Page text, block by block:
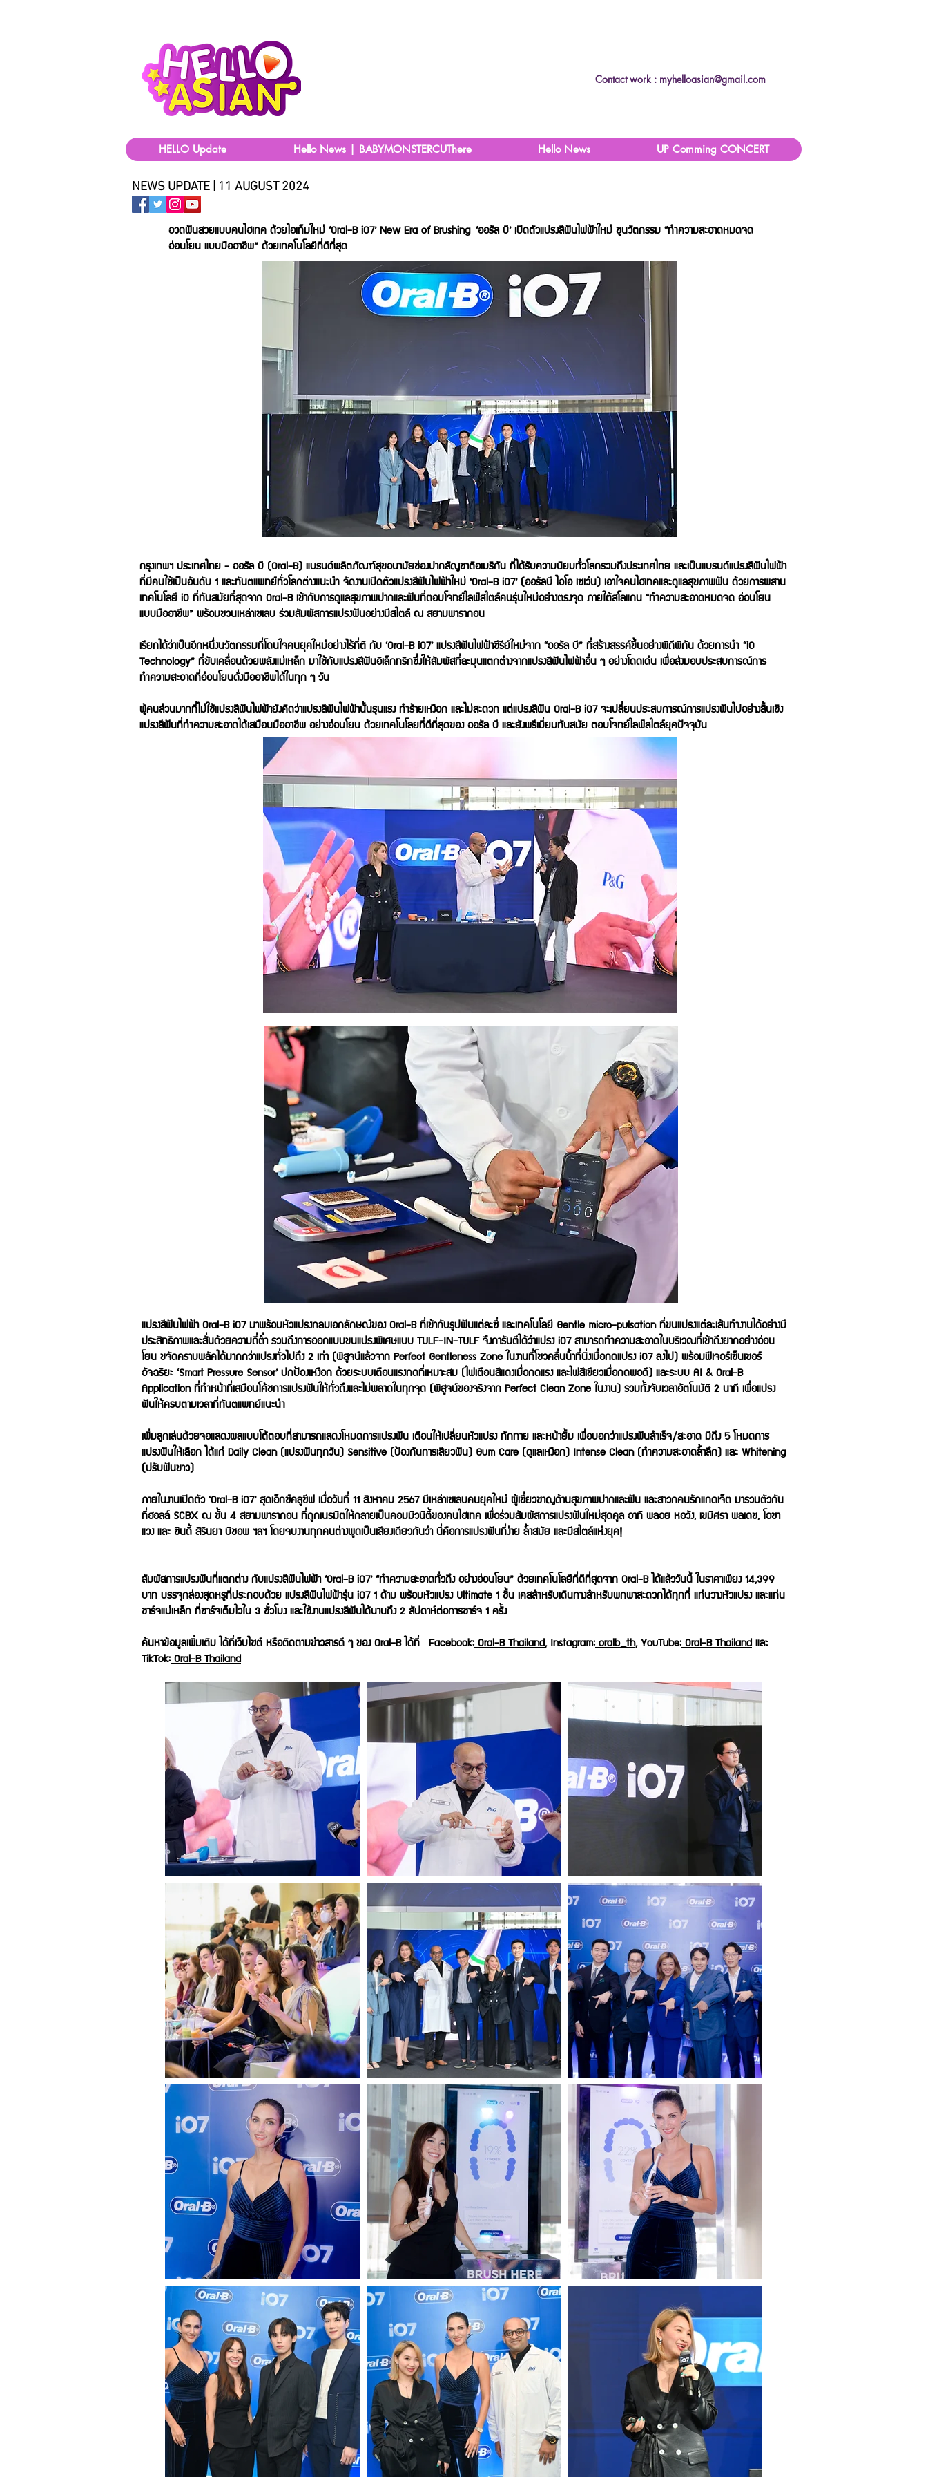
Contact work : myhelloasian@gmail.com
HELLO Update Hello News | BABYMONSTERCUThere Hello News UP Comming CONCERT
NEWS UPDATE | 11 AUGUST 2024
อวดฟันสวยแบบคนไฮเทค ด้วยไอเท็มใหม่ ‘Oral-B iO7’ New Era of Brushing ‘ออรัล บี’ เปิดตัวแปรงสีฟันไฟฟ้าใหม่ ชูนวัตกรรม “ทำความสะอาดหมดจด
อ่อนโยน แบบมืออาชีพ” ด้วยเทคโนโลยีที่ดีที่สุด
กรุงเทพฯ ประเทศไทย - ออรัล บี (Oral-B) แบรนด์ผลิตภัณฑ์สุขอนามัยช่องปากสัญชาติอเมริกัน ที่ได้รับความนิยมทั่วโลกรวมถึงประเทศไทย และเป็นแบรนด์แปรงสีฟันไฟฟ้า
ที่มีคนใช้เป็นอันดับ 1 และทันตแพทย์ทั่วโลกต่างแนะนำ จัดงานเปิดตัวแปรงสีฟันไฟฟ้าใหม่ ‘Oral-B iO7’ (ออรัลบี ไอโอ เซเว่น) เอาใจคนไฮเทคและดูแลสุขภาพฟัน ด้วยการผสาน
เทคโนโลยี iO ที่ทันสมัยที่สุดจาก Oral-B เข้ากับการดูแลสุขภาพปากและฟันที่ตอบโจทย์ไลฟ์สไตล์คนรุ่นใหม่อย่างตรงจุด ภายใต้สโลแกน “ทำความสะอาดหมดจด อ่อนโยน
แบบมืออาชีพ” พร้อมชวนเหล่าเซเลบ ร่วมสัมผัสการแปรงฟันอย่างมีสไตล์ ณ สยามพารากอน
เรียกได้ว่าเป็นอีกหนึ่งนวัตกรรมที่โดนใจคนยุคใหม่อย่างไร้ที่ติ กับ ‘Oral-B iO7’ แปรงสีฟันไฟฟ้าซีรีย์ใหม่จาก “ออรัล บี” ที่สร้างสรรค์ขึ้นอย่างพิถีพิถัน ด้วยการนำ “iO
Technology” ที่ขับเคลื่อนด้วยพลังแม่เหล็ก มาใช้กับแปรงสีฟันอิเล็กทริกซึ่งให้สัมผัสที่ละมุนแตกต่างจากแปรงสีฟันไฟฟ้าอื่น ๆ อย่างโดดเด่น เพื่อส่งมอบประสบการณ์การ
ทำความสะอาดที่อ่อนโยนดั่งมืออาชีพได้ในทุก ๆ วัน
ผู้คนส่วนมากที่ไม่ใช้แปรงสีฟันไฟฟ้ายังคิดว่าแปรงสีฟันไฟฟ้านั้นรุนแรง ทำร้ายเหงือก และไม่สะดวก แต่แปรงสีฟัน Oral-B iO7 จะเปลี่ยนประสบการณ์การแปรงฟันไปอย่างสิ้นเชิง
แปรงสีฟันที่ทำความสะอาดได้เสมือนมืออาชีพ อย่างอ่อนโยน ด้วยเทคโนโลยที่ดีที่สุดของ ออรัล บี และยังพรีเมี่ยมทันสมัย ตอบโจทย์ไลฟ์สไตล์ยุคปัจจุบัน
แปรงสีฟันไฟฟ้า Oral-B iO7 มาพร้อมหัวแปรงกลมเอกลักษณ์ของ Oral-B ที่เข้ากับรูปฟันแต่ละซี่ และเทคโนโลยี Gentle micro-pulsation ที่ขนแปรงแต่ละเส้นทำงานได้อย่างมี
ประสิทธิภาพและสั่นด้วยความถี่ต่ำ รวมถึงการออกแบบขนแปรงพิเศษแบบ TULF-IN-TULF จึงการันตีได้ว่าแปรง iO7 สามารถทำความสะอาดในบริเวณที่เข้าถึงยากอย่างอ่อน
โยน ขจัดคราบพลัคได้มากกว่าแปรงทั่วไปถึง 2 เท่า (พิสูจน์แล้วจาก Perfect Gentleness Zone ในงานที่โชวคลื่นน้ำที่นิ่งเมื่อกดแปรง iO7 ลงไป) พร้อมฟีเจอร์เซ็นเซอร์
อัจฉริยะ ‘Smart Pressure Sensor’ ปกป้องเหงือก ด้วยระบบเตือนแรงกดที่เหมาะสม (ไฟเตือนสีแดงเมื่อกดแรง และไฟสีเขียวเมื่อกดพอดี) และระบบ AI & Oral-B
Application ที่ทำหน้าที่เสมือนโค้ชการแปรงฟันให้ทั่วถึงและไม่พลาดในทุกจุด (พิสูจน์ของจริงจาก Perfect Clean Zone ในงาน) รวมทั้งจับเวลาอัตโนมัติ 2 นาที เพื่อแปรง
ฟันให้ครบตามเวลาที่ทันตแพทย์แนะนำ
เพิ่มลูกเล่นด้วยจอแสดงผลแบบโต้ตอบที่สามารถแสดงโหมดการแปรงฟัน เตือนให้เปลี่ยนหัวแปรง ทักทาย และหน้ายิ้ม เพื่อบอกว่าแปรงฟันสำเร็จ/สะอาด มีถึง 5 โหมดการ
แปรงฟันให้เลือก ได้แก่ Daily Clean (แปรงฟันทุกวัน) Sensitive (ป้องกันการเสียวฟัน) Gum Care (ดูแลเหงือก) Intense Clean (ทำความสะอาดล้ำลึก) และ Whitening
(ปรับฟันขาว)
ภายในงานเปิดตัว ‘Oral-B iO7’ สุดเอ็กซ์คลูซีฟ เมื่อวันที่ 11 สิงหาคม 2567 มีเหล่าเซเลบคนยุคใหม่ ผู้เชี่ยวชาญด้านสุขภาพปากและฟัน และสาวกคนรักแกดเจ็ต มารวมตัวกัน
ที่ฮอลล์ SCBX ณ ชั้น 4 สยามพารากอน ที่ถูกเนรมิตให้กลายเป็นคอมมิวนิตี้ของคนไฮเทค เพื่อร่วมสัมผัสการแปรงฟันใหม่สุดคูล อาทิ พลอย หอวัง, เขมิศรา พลเดช, โอซา
แวง และ ซินดี้ สิรินยา บิชอพ ฯลฯ โดยจบงานทุกคนต่างพูดเป็นเสียงเดียวกันว่า นี่คือการแปรงฟันที่ง่าย ล้ำสมัย และมีสไตล์แห่งยุค!
สัมผัสการแปรงฟันที่แตกต่าง กับแปรงสีฟันไฟฟ้า ‘Oral-B iO7’ “ทำความสะอาดทั่วถึง อย่างอ่อนโยน” ด้วยเทคโนโลยีที่ดีที่สุดจาก Oral-B ได้แล้ววันนี้ ในราคาเพียง 14,399
บาท บรรจุกล่องสุดหรูที่ประกอบด้วย แปรงสีฟันไฟฟ้ารุ่น iO7 1 ด้าม พร้อมหัวแปรง Ultimate 1 ชิ้น เคสสำหรับเดินทางสำหรับพกพาสะดวกได้ทุกที่ แท่นวางหัวแปรง และแท่น
ชาร์จแม่เหล็ก ที่ชาร์จเต็มไวใน 3 ชั่วโมง และใช้งานแปรงสีฟันได้นานถึง 2 สัปดาห์ต่อการชาร์จ 1 ครั้ง
ค้นหาข้อมูลเพิ่มเติม ได้ที่เว็บไซต์ หรือติดตามข่าวสารดี ๆ ของ Oral-B ได้ที่ Facebook:Oral-B Thailand, Instagram:oralb_th, YouTube:Oral-B Thailandและ
TikTok:Oral-B Thailand